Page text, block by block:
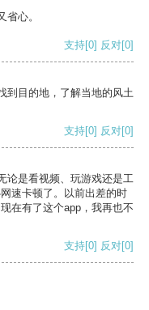
心。
支持[0] 反对[0]
到目的地，了解当地的风土
支持[0] 反对[0]
论是看视频、玩游戏还是工
速卡顿了。以前出差的时
在有了这个app，我再也不
支持[0] 反对[0]